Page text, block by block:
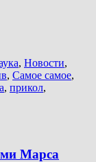
, Новости,
, Самое самое,
, прикол,
Марса